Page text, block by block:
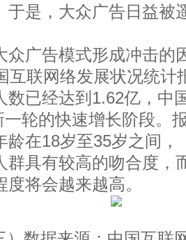
于是，大众广告日益被
广告模式形成冲击的
互联网络发展状况统计
数已经达到1.62亿，中
一轮的快速增长阶段。
龄在18岁至35岁之间，
群具有较高的吻合度，
将会越来越高。